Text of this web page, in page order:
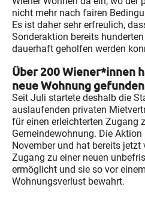
nicht mehr nach fairen
Es ist daher sehr erfreulich,
Sonderaktion bereits
dauerhaft geholfen werden
Über 200 Wiener*innen
neue Wohnung gefunden
Seit Juli startete deshalb die
auslaufenden privaten
für einen erleichterten Zugang
Gemeindewohnung. Die
November und hat bereits jetzt
Zugang zu einer neuen
ermöglicht und sie so vor
Wohnungsverlust bewahrt.